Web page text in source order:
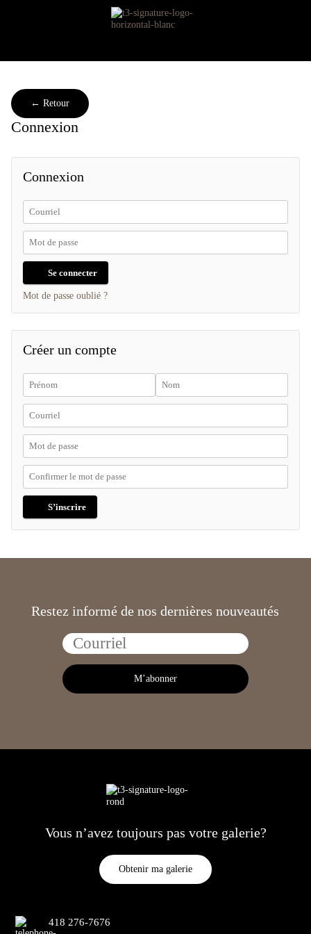
← Retour
Connexion
Connexion
Se connecter
Mot de passe oublié ?
Créer un compte
S’inscrire
Restez informé de nos dernières nouveautés
Vous n’avez toujours pas votre galerie?
Obtenir ma galerie
418 276-7676